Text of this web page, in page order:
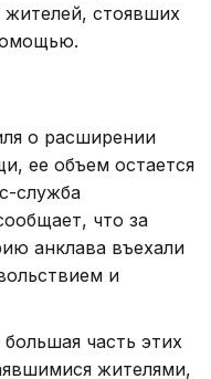
стоявших
о расширении
ее объем остается
служба
что за
анклава въехали
и
часть этих
жителями,